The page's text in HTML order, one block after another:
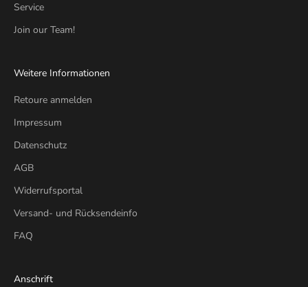
Service
Join our Team!
Weitere Informationen
Retoure anmelden
Impressum
Datenschutz
AGB
Widerrufsportal
Versand- und Rücksendeinfo
FAQ
Anschrift